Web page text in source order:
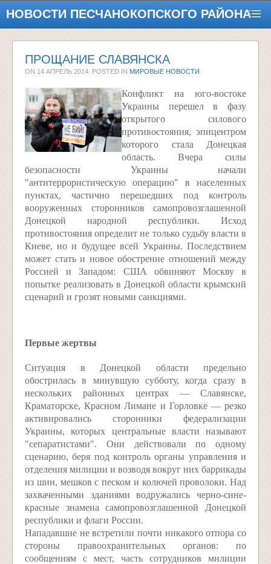
НОВОСТИ ПЕСЧАНОКОПСКОГО РАЙОНА
ПРОЩАНИЕ СЛАВЯНСКА
ON 14 АПРЕЛЬ 2014 . POSTED IN МИРОВЫЕ НОВОСТИ
Конфликт на юго-востоке
Украины перешел в фазу
открытого силового
противостояния, эпицентром
которого стала Донецкая
область. Вчера силы
безопасности Украины начали
"антитеррористическую операцию" в населенных
пунктах, частично перешедших под контроль
вооруженных сторонников самопровозглашенной
Донецкой народной республики. Исход
противостояния определит не только судьбу власти в
Киеве, но и будущее всей Украины. Последствием
может стать и новое обострение отношений между
Россией и Западом: США обвиняют Москву в
попытке реализовать в Донецкой области крымский
сценарий и грозят новыми санкциями.
Первые жертвы
Ситуация в Донецкой области предельно
обострилась в минувшую субботу, когда сразу в
нескольких районных центрах — Славянске,
Краматорске, Красном Лимане и Горловке — резко
активировались сторонники федерализации
Украины, которых центральные власти называют
"сепаратистами". Они действовали по одному
сценарию, беря под контроль органы управления и
отделения милиции и возводя вокруг них баррикады
из шин, мешков с песком и колючей проволоки. Над
захваченными зданиями водружались черно-сине-
красные знамена самопровозглашенной Донецкой
республики и флаги России.
Нападавшие не встретили почти никакого отпора со
стороны правоохранительных органов: по
сообщениям с мест, часть сотрудников милиции